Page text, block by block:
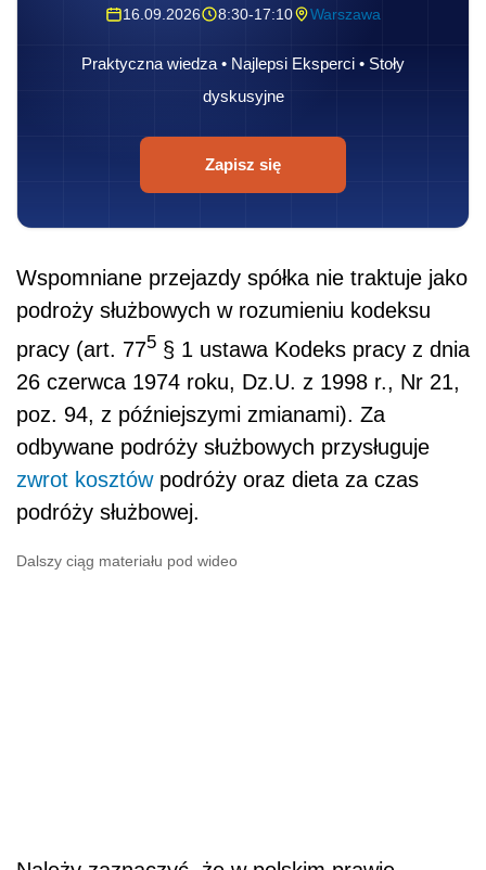
16.09.2026 8:30-17:10 Warszawa
Praktyczna wiedza • Najlepsi Eksperci • Stoły
dyskusyjne
Zapisz się
Wspomniane przejazdy spółka nie traktuje jako
podroży służbowych w rozumieniu kodeksu
pracy (art. 775 § 1 ustawa Kodeks pracy z dnia
26 czerwca 1974 roku, Dz.U. z 1998 r., Nr 21,
poz. 94, z późniejszymi zmianami). Za
odbywane podróży służbowych przysługuje
zwrot kosztówpodróży oraz dieta za czas
podróży służbowej.
Dalszy ciąg materiału pod wideo